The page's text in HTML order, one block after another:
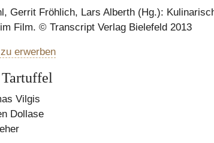
Gerrit Fröhlich, Lars Alberth (Hg.):
Film. © Transcript Verlag Bielefeld 2013
erwerben
Vilgis
Dollase